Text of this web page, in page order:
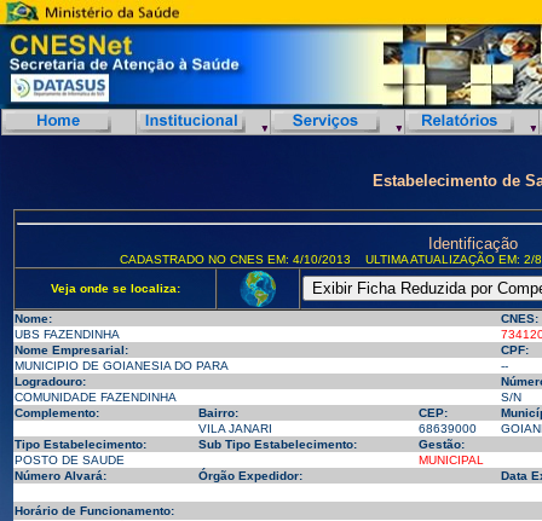
Estabelecimento de
Identificação
CADASTRADO NO CNES EM: 4/10/2013 ULTIMA ATUALIZAÇÃO EM:
Veja onde se localiza:
Nome:
CNES:
UBS FAZENDINHA
Nome Empresarial:
CPF:
MUNICIPIO DE GOIANESIA DO PARA
--
Logradouro:
COMUNIDADE FAZENDINHA
S/N
Complemento:
Bairro: CEP:
VILA JANARI
68639000
Tipo Estabelecimento:
Sub Tipo Estabelecimento:
Gestão:
POSTO DE SAUDE
MUNICIPAL
Número Alvará:
Órgão Expedidor: Data
Horário de Funcionamento: